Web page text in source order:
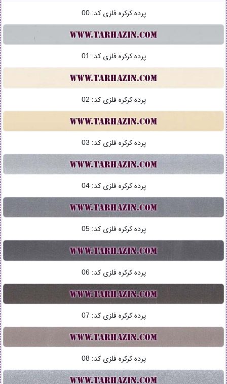
پرده کرکره فلزی کد: 00
پرده کرکره فلزی کد: 01
پرده کرکره فلزی کد:
پرده کرکره فلزی کد:
پرده کرکره فلزی کد: 04
پرده کرکره فلزی کد: 05
پرده کرکره فلزی کد:
پرده کرکره فلزی کد:
پرده کرکره فلزی کد: